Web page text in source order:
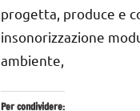
2012
progetta, produce e
insonorizzazione
ambiente,
Per condividere: